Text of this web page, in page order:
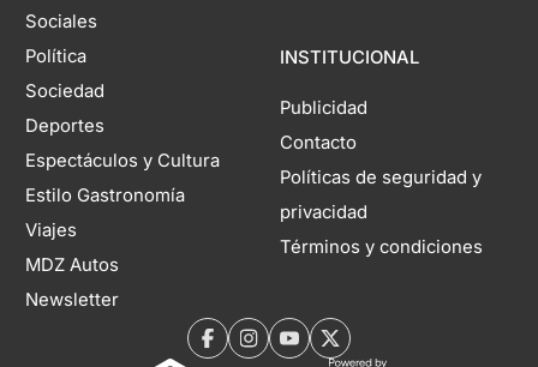
Sociales
Política
Sociedad
Deportes
Espectáculos y Cultura
Estilo Gastronomía
Viajes
MDZ Autos
Newsletter
INSTITUCIONAL
Publicidad
Contacto
Políticas de seguridad y
privacidad
Términos y condiciones